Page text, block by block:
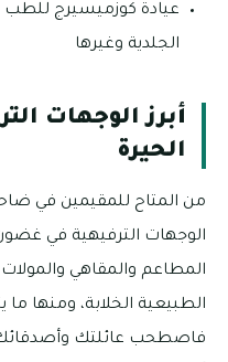
عيادة كوزميسيرج للطب
الجلدية وغيرها
أبرز الوجهات
الحيرة
من المتاح للمقيمين في
الوجهات الترفيهية في
المطاعم والمقاهي
الطبيعية الخلابة، ومنها ما
فاصطحب عائلتك وأصدقائك